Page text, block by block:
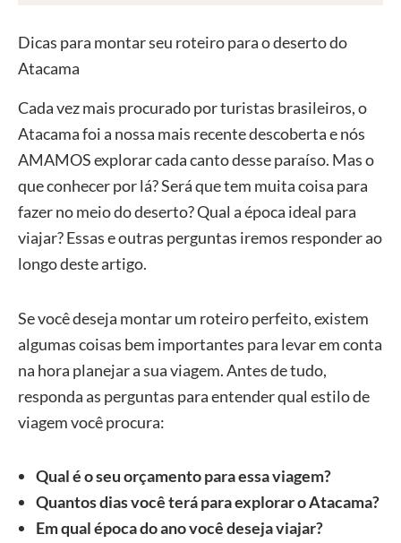
Dicas para montar seu roteiro para o deserto do
Atacama
Cada vez mais procurado por turistas brasileiros, o
Atacama foi a nossa mais recente descoberta e nós
AMAMOS explorar cada canto desse paraíso. Mas o
que conhecer por lá? Será que tem muita coisa para
fazer no meio do deserto? Qual a época ideal para
viajar? Essas e outras perguntas iremos responder ao
longo deste artigo.
Se você deseja montar um roteiro perfeito, existem
algumas coisas bem importantes para levar em conta
na hora planejar a sua viagem. Antes de tudo,
responda as perguntas para entender qual estilo de
viagem você procura:
Qual é o seu orçamento para essa viagem?
Quantos dias você terá para explorar o Atacama?
Em qual época do ano você deseja viajar?